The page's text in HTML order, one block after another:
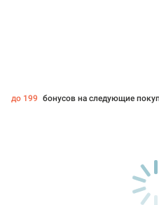
до 199 бонусов на следующие